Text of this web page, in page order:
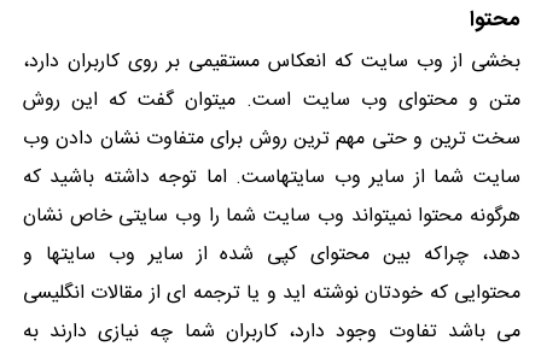
محتوا
بخشی از وب سایت که انعکاس مستقیمی بر روی کاربران دارد،
متن و محتوای وب سایت است. میتوان گفت که این روش
سخت ترین و حتی مهم ترین روش برای متفاوت نشان دادن وب
سایت شما از سایر وب سایتهاست. اما توجه داشته باشید که
هرگونه محتوا نمیتواند وب سایت شما را وب سایتی خاص نشان
دهد، چراکه بین محتوای کپی شده از سایر وب سایتها و
محتوایی که خودتان نوشته اید و یا ترجمه ای از مقالات انگلیسی
می باشد تفاوت وجود دارد، کاربران شما چه نیازی دارند به